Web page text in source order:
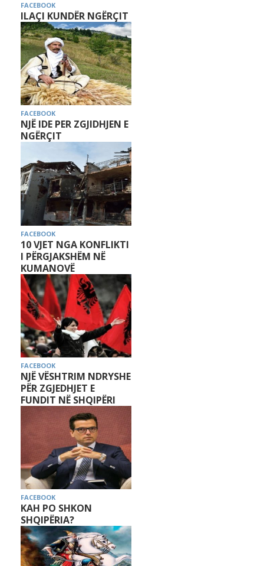
FACEBOOK
ILAÇI KUNDËR NGËRÇIT
FACEBOOK
NJË IDE PER ZGJIDHJEN E
NGËRÇIT
FACEBOOK
10 VJET NGA KONFLIKTI
I PËRGJAKSHËM NË
KUMANOVË
FACEBOOK
NJË VËSHTRIM NDRYSHE
PËR ZGJEDHJET E
FUNDIT NË SHQIPËRI
FACEBOOK
KAH PO SHKON
SHQIPËRIA?